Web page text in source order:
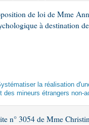
de loi de Mme
à destination
la réalisation
des mineurs étrangers non-
n° 3054 de Mme